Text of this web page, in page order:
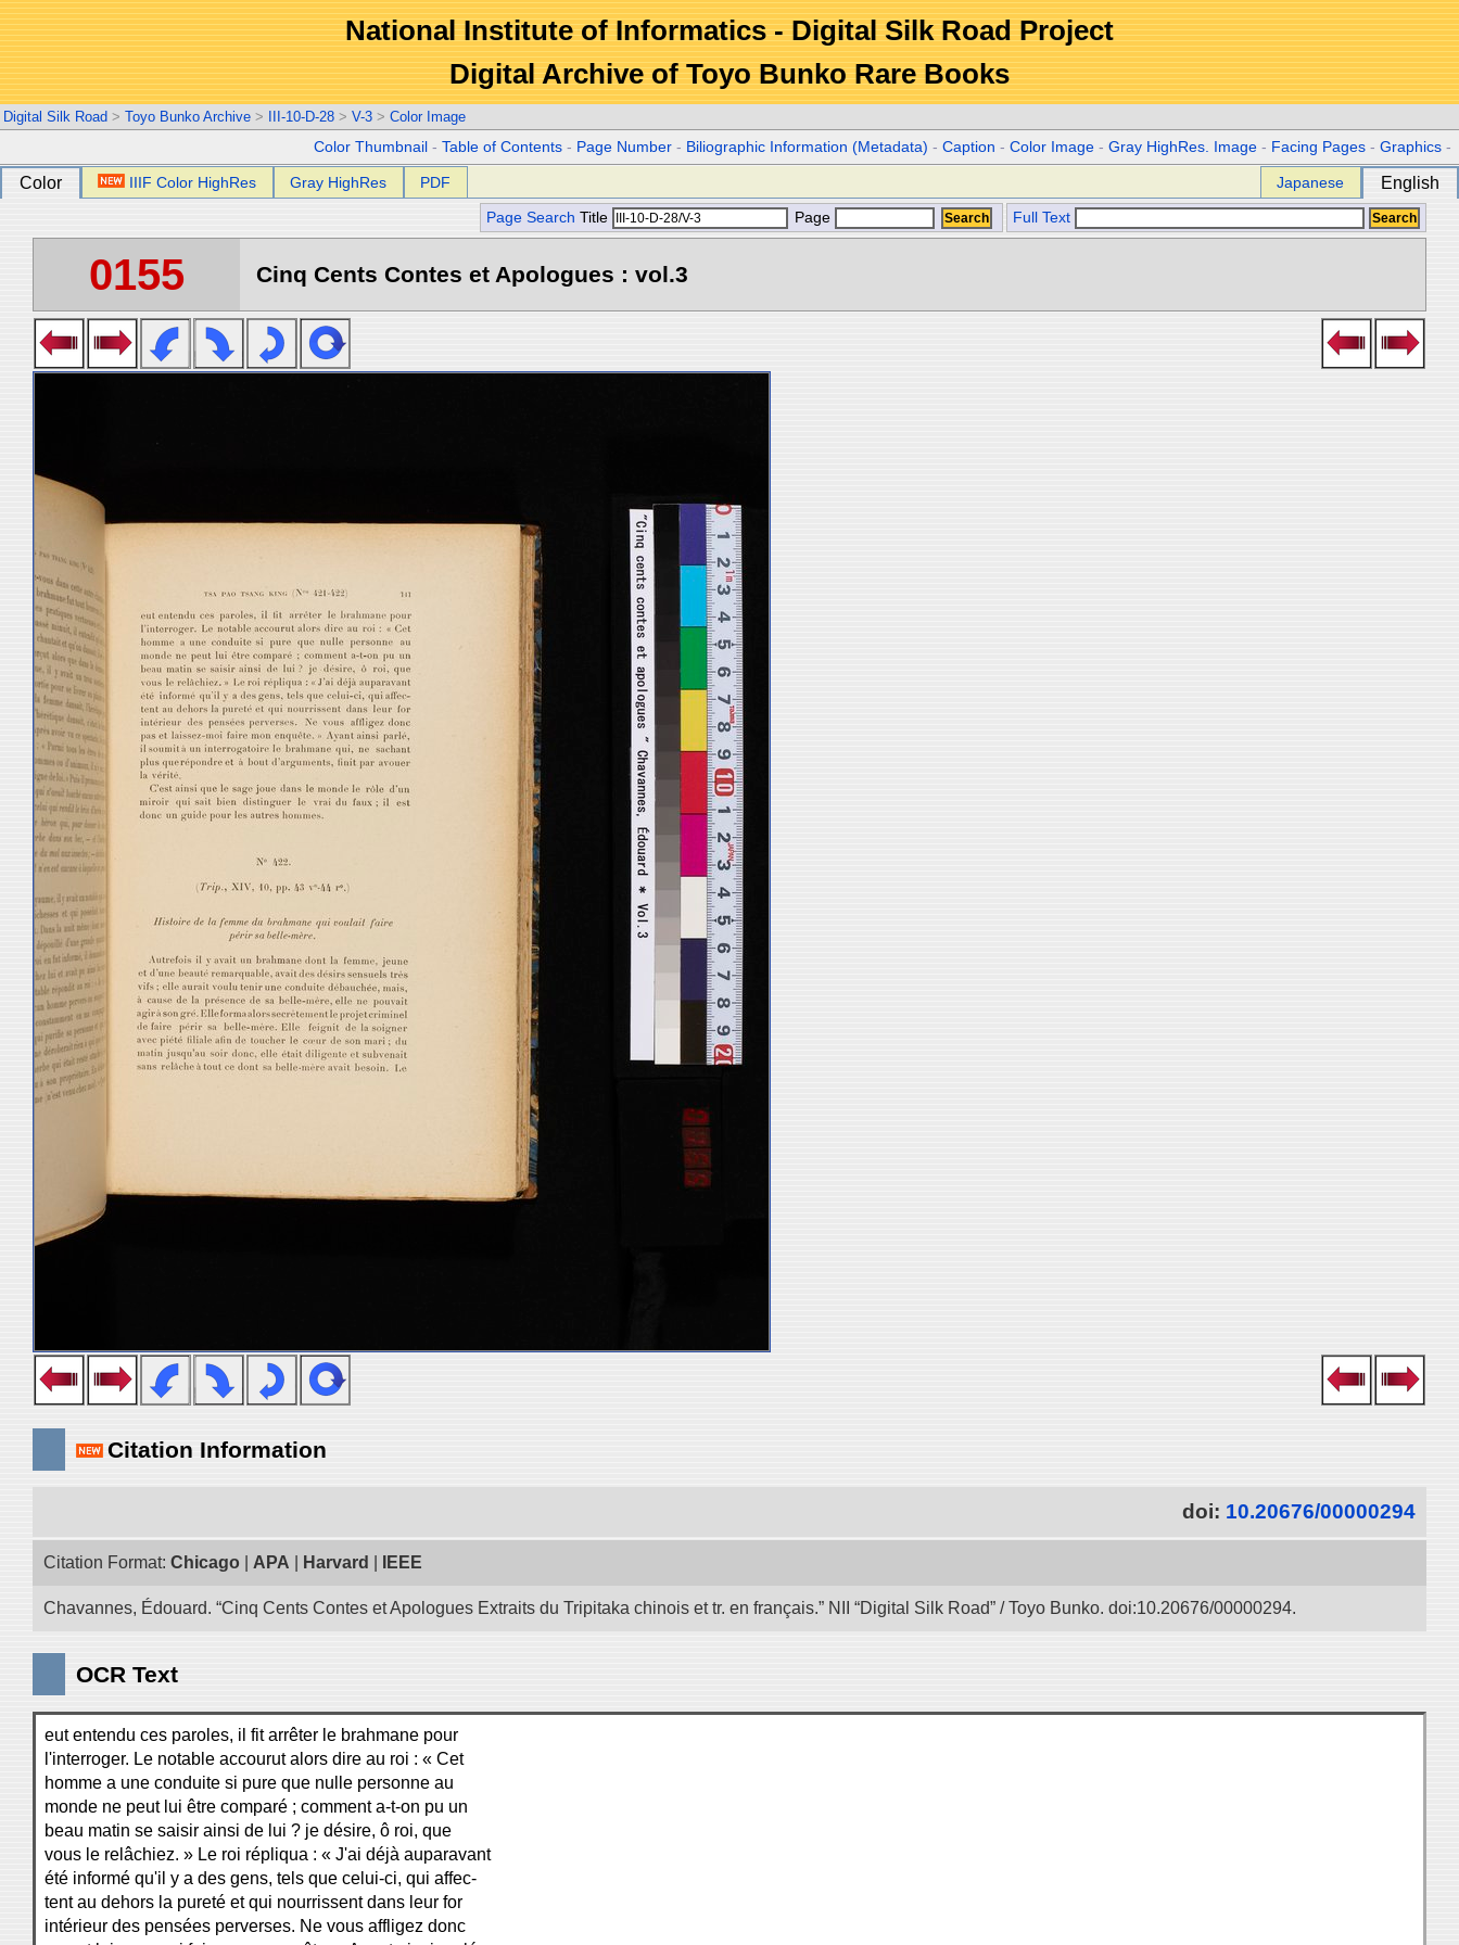
National Institute of Informatics - Digital Silk Road Project
Digital Archive of Toyo Bunko Rare Books
Digital Silk Road > Toyo Bunko Archive > III-10-D-28 > V-3 > Color Image
Color Thumbnail -Table of Contents - Page Number - Biliographic Information (Metadata) -Caption -Color Image -Gray HighRes. Image - Facing Pages -Graphics -
Color IIIF Color HighRes Gray HighRes PDF Japanese English
Page Search Title Page Full Text
0155 Cinq Cents Contes et Apologues : vol.3
Citation Information
doi: 10.20676/00000294
Citation Format: Chicago APA Harvard IEEE
Chavannes, Édouard. “Cinq Cents Contes et Apologues Extraits du Tripitaka chinois et tr. en français.” NII “Digital Silk Road” / Toyo Bunko. doi:10.20676/00000294.
OCR Text
eut entendu ces paroles, il fit arrêter le brahmane pour
l'interroger. Le notable accourut alors dire au roi : « Cet
homme a une conduite si pure que nulle personne au
monde ne peut lui être comparé ; comment a-t-on pu un
beau matin se saisir ainsi de lui ? je désire, ô roi, que
vous le relâchiez. » Le roi répliqua : « J'ai déjà auparavant
été informé qu'il y a des gens, tels que celui-ci, qui affec-
tent au dehors la pureté et qui nourrissent dans leur for
intérieur des pensées perverses. Ne vous affligez donc